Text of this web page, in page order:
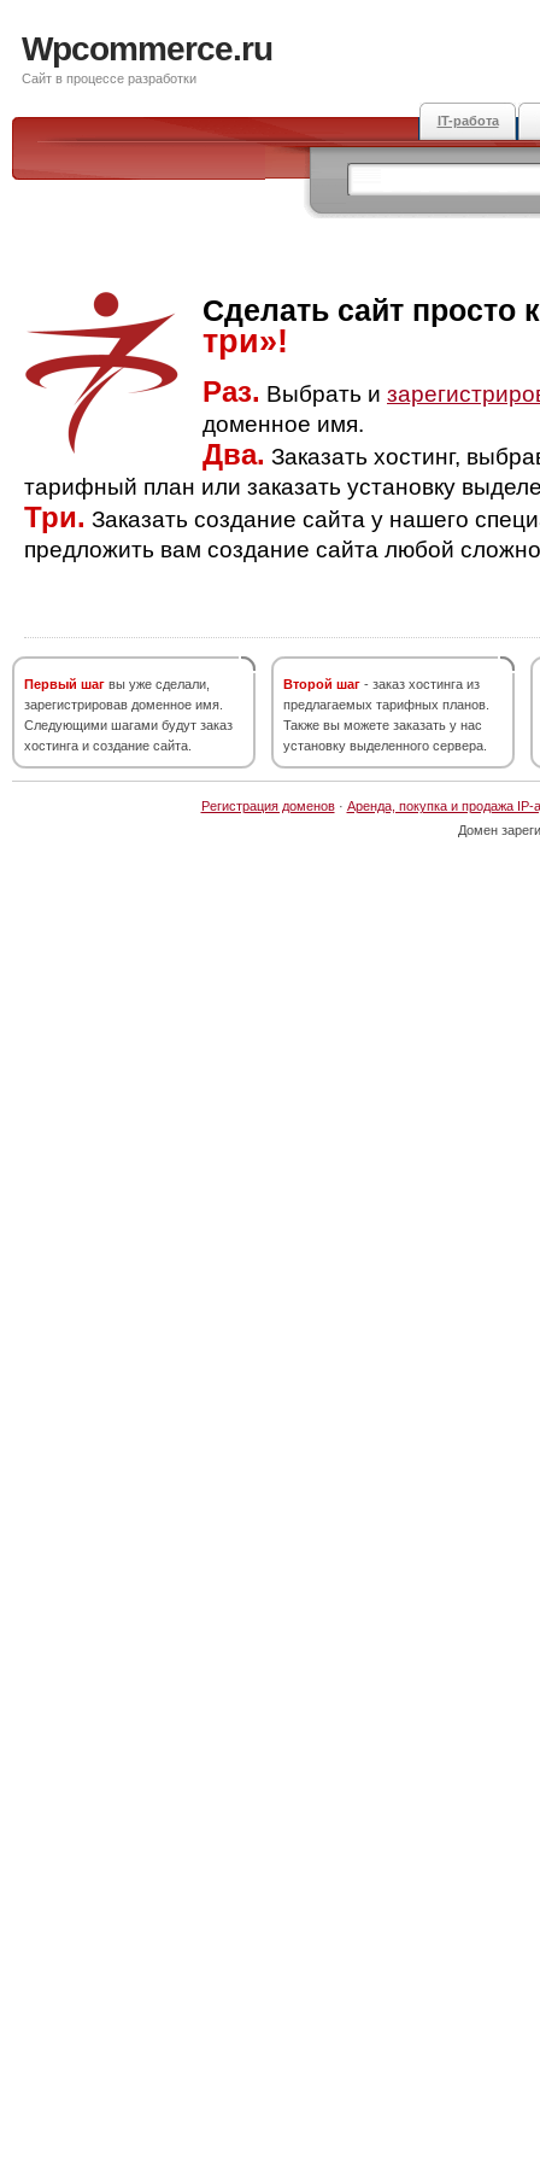
Wpcommerce.ru
Сайт в процессе разработки
IT-работа
Сделать сайт просто
три»!
Раз. Выбрать и
доменное имя.
Два. Заказать хостинг,
тарифный план или заказать установку
Три. Заказать создание сайта у нашего
предложить вам создание сайта любой
Первый шаг вы уже сделали,
зарегистрировав доменное имя.
Следующими шагами будут заказ
хостинга и создание сайта.
Второй шаг - заказ хостинга из
предлагаемых тарифных планов.
Также вы можете заказать у нас
установку выделенного сервера.
Регистрация доменов· Аренда, покупка и продажа IP-
Домен